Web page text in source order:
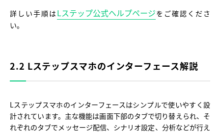
詳しい手順はLステップ公式ヘルプページをご確認くださ
い。
2.2 Lステップスマホのインターフェース解説
Lステップスマホのインターフェースはシンプルで使いやすく設
計されています。主な機能は画面下部のタブで切り替えられ、そ
れぞれのタブでメッセージ配信、シナリオ設定、分析などが行え